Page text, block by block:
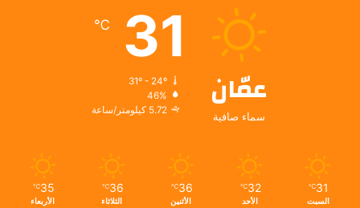
عمّان
سماء صافية
31
℃
31º - 24º
46%
5.72 كيلومتر/ساعة
31
℃
السبت
32
℃
الأحد
36
℃
الأثنين
36
℃
الثلاثاء
35
℃
الأربعاء